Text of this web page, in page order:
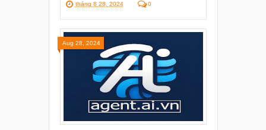
tháng 8 28, 2024 0
Aug 28, 2024